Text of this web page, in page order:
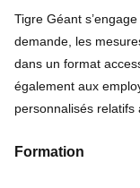
Tigre Géant
demande, les
dans un format
également aux
personnalisés relatifs
Formation